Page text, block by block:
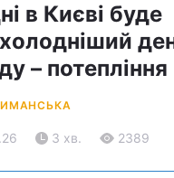
в Києві буде
– потепління
3 хв. 2389